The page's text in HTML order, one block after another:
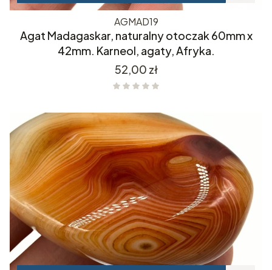
AGMAD19
Agat Madagaskar, naturalny otoczak 60mm x
42mm. Karneol, agaty, Afryka.
Cena
52,00 zł